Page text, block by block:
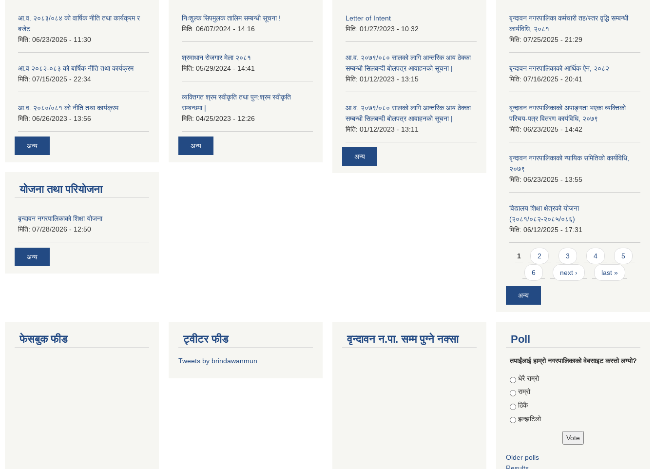
आ.व. २०८३/०८४ को वार्षिक नीति तथा कार्यक्रम र
बजेट
मिति: 06/23/2026 - 11:30
आ.व २०८२-०८३ को बार्षिक नीति तथा कार्यक्रम
मिति: 07/15/2025 - 22:34
आ.व. २०८०/०८१ को नीति तथा कार्यक्रम
मिति: 06/26/2023 - 13:56
अन्य
योजना तथा परियोजना
बृन्दावन नगरपालिकाको शिक्षा योजना
मिति: 07/28/2026 - 12:50
अन्य
निःशुल्क सिपमुलक तालिम सम्बन्धी सूचना !
मिति: 06/07/2024 - 14:16
श्रमाधान रोजगार मेला २०८१
मिति: 05/29/2024 - 14:41
व्यक्तिगत श्रम स्वीकृति तथा पुन:श्रम स्वीकृति
सम्बन्धमा |
मिति: 04/25/2023 - 12:26
अन्य
Letter of Intent
मिति: 01/27/2023 - 10:32
आ.व. २०७९/०८० सालको लागि आन्तरिक आय ठेक्का
सम्बन्धी सिलबन्दी बोलपत्र आवाहनको सूचना |
मिति: 01/12/2023 - 13:15
आ.व. २०७९/०८० सालको लागि आन्तरिक आय ठेक्का
सम्बन्धी सिलबन्दी बोलपत्र आवाहनको सूचना |
मिति: 01/12/2023 - 13:11
अन्य
बृन्दावन नगरपालिका कर्मचारी तह/स्तर वृद्धि सम्बन्धी
कार्यविधि, २०८१
मिति: 07/25/2025 - 21:29
बृन्दावन नगरपालिकाको आर्थिक ऐन, २०८२
मिति: 07/16/2025 - 20:41
बृ्न्दावन नगरपालिकाको अपाङ्गता भएका व्यक्तिको
परिचय-पत्र वितरण कार्यविधि, २०७९
मिति: 06/23/2025 - 14:42
बृन्दावन नगरपालिकाको न्यायिक समितिको कार्यविधि,
२०७९
मिति: 06/23/2025 - 13:55
विद्यालय शिक्षा क्षेत्रको योजना
(२०८१/०८२-२०८५/०८६)
मिति: 06/12/2025 - 17:31
Pages
1 2 3 4 5
6 next › last »
अन्य
फेसबुक फीड ट्वीटर फीड
Tweets by brindawanmun
वृन्दावन न.पा. सम्म पुग्ने नक्सा Poll
तपाईंलाई हाम्रो नगरपालिकाको वेबसाइट कस्तो लग्यो?
Choices
धेरै राम्रो
राम्रो
ठिकै
झन्झटिलो
Older polls